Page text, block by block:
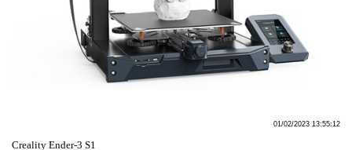
01/02/2023 13:55:12
Creality Ender-3 S1